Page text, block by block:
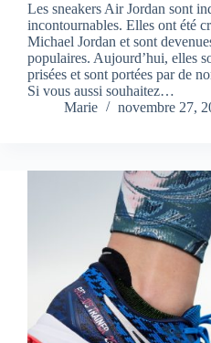
Les sneakers Air Jordan sont
incontournables. Elles ont été
Michael Jordan et sont
populaires. Aujourd’hui, elles
prisées et sont portées par de
Si vous aussi souhaitez…
Marie
novembre 27,